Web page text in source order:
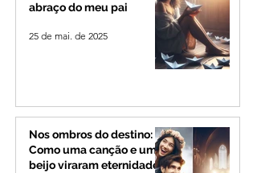
abraço do meu pai
25 de mai. de 2025
Nos ombros do destino:
Como uma canção e um
beijo viraram eternidade